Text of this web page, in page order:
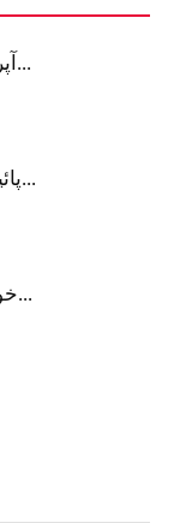
آپریشن سندھور: دنیا کے لی...
پائیدار ترقی – جموں و کشم...
خوف کو یقین میں بدلنا:آرم...